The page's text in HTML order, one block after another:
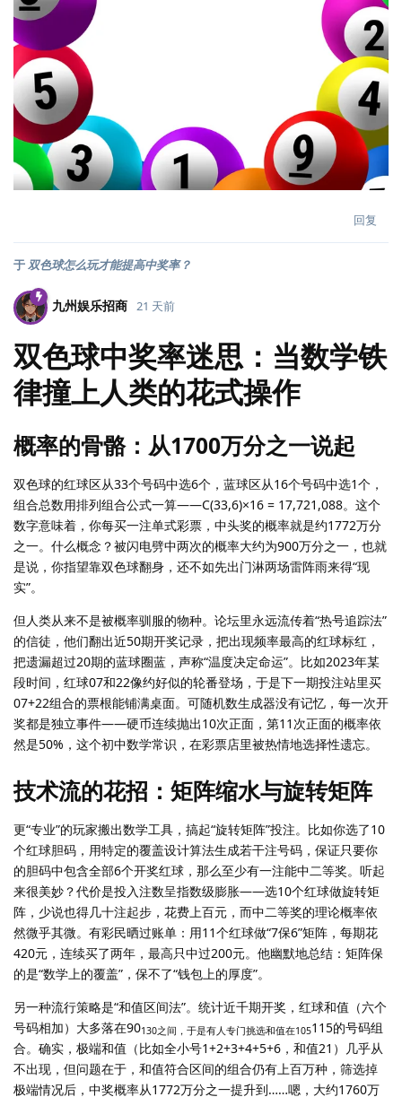
回复
于 双色球怎么玩才能提高中奖率？
九州娱乐招商 21 天前
双色球中奖率迷思：当数学铁
律撞上人类的花式操作
概率的骨骼：从1700万分之一说起
双色球的红球区从33个号码中选6个，蓝球区从16个号码中选1个，
组合总数用排列组合公式一算——C(33,6)×16 = 17,721,088。这个
数字意味着，你每买一注单式彩票，中头奖的概率就是约1772万分
之一。什么概念？被闪电劈中两次的概率大约为900万分之一，也就
是说，你指望靠双色球翻身，还不如先出门淋两场雷阵雨来得“现
实”。
但人类从来不是被概率驯服的物种。论坛里永远流传着“热号追踪法”
的信徒，他们翻出近50期开奖记录，把出现频率最高的红球标红，
把遗漏超过20期的蓝球圈蓝，声称“温度决定命运”。比如2023年某
段时间，红球07和22像约好似的轮番登场，于是下一期投注站里买
07+22组合的票根能铺满桌面。可随机数生成器没有记忆，每一次开
奖都是独立事件——硬币连续抛出10次正面，第11次正面的概率依
然是50%，这个初中数学常识，在彩票店里被热情地选择性遗忘。
技术流的花招：矩阵缩水与旋转矩阵
更“专业”的玩家搬出数学工具，搞起“旋转矩阵”投注。比如你选了10
个红球胆码，用特定的覆盖设计算法生成若干注号码，保证只要你
的胆码中包含全部6个开奖红球，那么至少有一注能中二等奖。听起
来很美妙？代价是投入注数呈指数级膨胀——选10个红球做旋转矩
阵，少说也得几十注起步，花费上百元，而中二等奖的理论概率依
然微乎其微。有彩民晒过账单：用11个红球做“7保6”矩阵，每期花
420元，连续买了两年，最高只中过200元。他幽默地总结：矩阵保
的是“数学上的覆盖”，保不了“钱包上的厚度”。
另一种流行策略是“和值区间法”。统计近千期开奖，红球和值（六个
号码相加）大多落在90130之间，于是有人专门挑选和值在105115的号码组
合。确实，极端和值（比如全小号1+2+3+4+5+6，和值21）几乎从
不出现，但问题在于，和值符合区间的组合仍有上百万种，筛选掉
极端情况后，中奖概率从1772万分之一提升到……嗯，大约1760万